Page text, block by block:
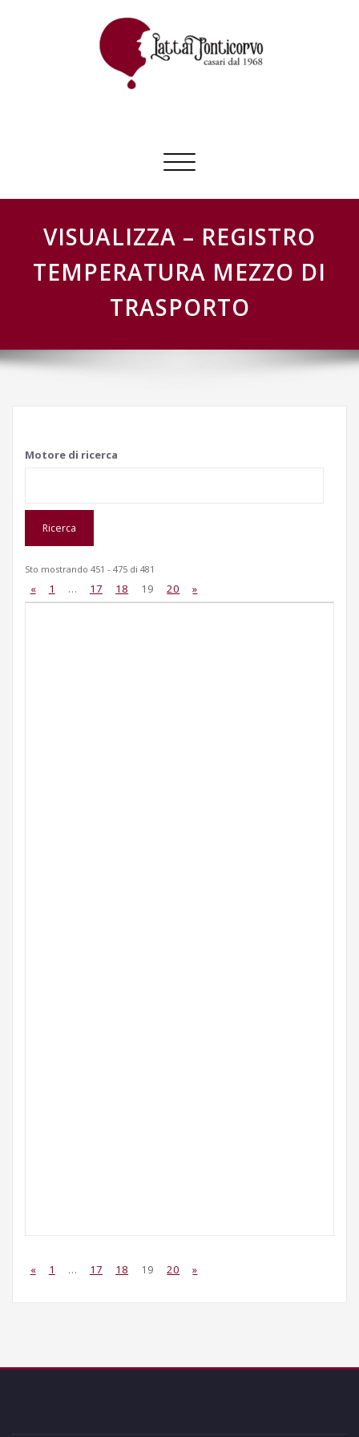
Commuta
navigazione
VISUALIZZA – REGISTRO
TEMPERATURA MEZZO DI
TRASPORTO
Motore di ricerca
Sto mostrando 451 - 475 di 481
« 1 … 17 18 19 20 »
« 1 … 17 18 19 20 »